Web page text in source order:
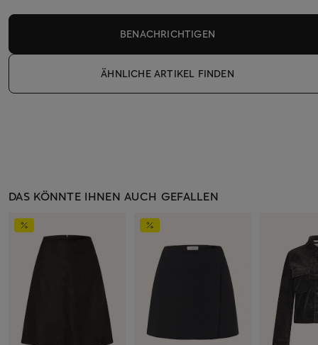
BENACHRICHTIGEN
ÄHNLICHE ARTIKEL FINDEN
DAS KÖNNTE IHNEN AUCH GEFALLEN